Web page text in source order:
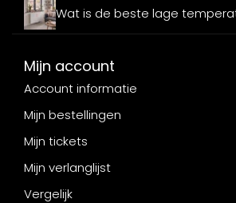
Wat is de beste lage
Mijn account
Account informatie
Mijn bestellingen
Mijn tickets
Mijn verlanglijst
Vergelijk